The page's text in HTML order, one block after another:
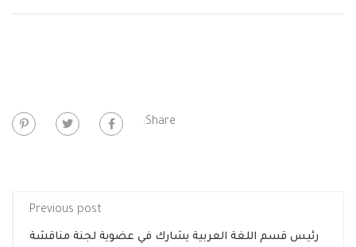
Share:
Previous post
رئيس قسم اللغة العربية يشارك في عضوية لجنة مناقشة